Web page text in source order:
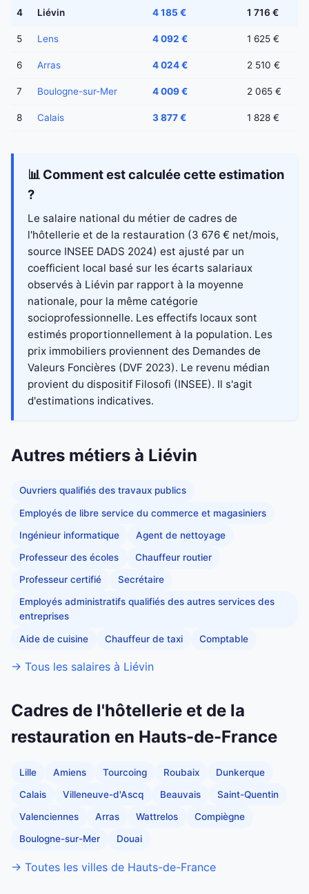
4 Liévin 4 185 € 1 716 €
5 Lens 4 092 € 1 625 €
6 Arras 4 024 € 2 510 €
7 Boulogne-sur-Mer 4 009 € 2 065 €
8 Calais 3 877 € 1 828 €
📊 Comment est calculée cette estimation
?
Le salaire national du métier de cadres de
l'hôtellerie et de la restauration (3 676 € net/mois,
source INSEE DADS 2024) est ajusté par un
coefficient local basé sur les écarts salariaux
observés à Liévin par rapport à la moyenne
nationale, pour la même catégorie
socioprofessionnelle. Les effectifs locaux sont
estimés proportionnellement à la population. Les
prix immobiliers proviennent des Demandes de
Valeurs Foncières (DVF 2023). Le revenu médian
provient du dispositif Filosofi (INSEE). Il s'agit
d'estimations indicatives.
Autres métiers à Liévin
Ouvriers qualifiés des travaux publics
Employés de libre service du commerce et magasiniers
Ingénieur informatique Agent de nettoyage
Professeur des écoles Chauffeur routier
Professeur certifié Secrétaire
Employés administratifs qualifiés des autres services des
entreprises
Aide de cuisine Chauffeur de taxi Comptable
→ Tous les salaires à Liévin
Cadres de l'hôtellerie et de la
restauration en Hauts-de-France
Lille Amiens Tourcoing Roubaix Dunkerque
Calais Villeneuve-d'Ascq Beauvais Saint-Quentin
Valenciennes Arras Wattrelos Compiègne
Boulogne-sur-Mer Douai
→ Toutes les villes de Hauts-de-France